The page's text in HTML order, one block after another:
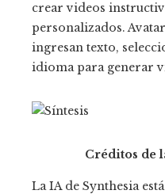
crear videos
personalizados.
ingresan texto,
idioma para generar
Créditos de
La IA de Synthesia